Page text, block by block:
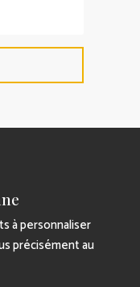
à personnaliser
précisément au